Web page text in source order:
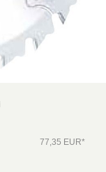
77,35 EUR*